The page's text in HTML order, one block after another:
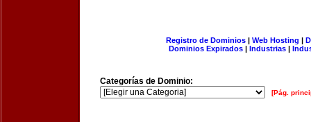
Registro de Dominios| Web Hosting |
Dominios Expirados | Industrias |
Categorías de Dominio:
[Pág.